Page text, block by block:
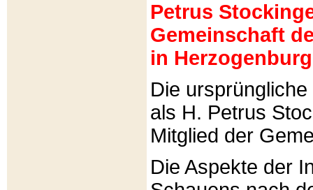
Petrus
Gemeinschaft
in
Die
als H. Petrus
Mitglied der
Die Aspekte der